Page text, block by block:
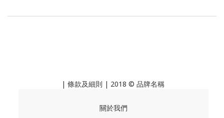
| 條款及細則 | 2018 © 品牌名稱
關於我們